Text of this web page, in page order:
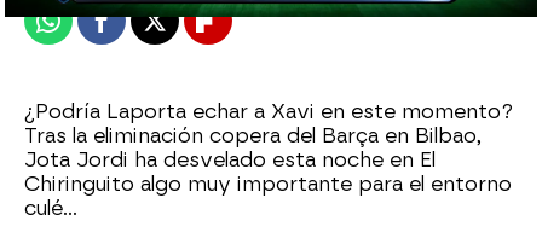
WhatsappFacebook
X Flipboard
¿Podría Laporta echar a Xavi en este momento?
Tras la eliminación copera del Barça en Bilbao,
Jota Jordi ha desvelado esta noche en El
Chiringuito algo muy importante para el entorno
culé...